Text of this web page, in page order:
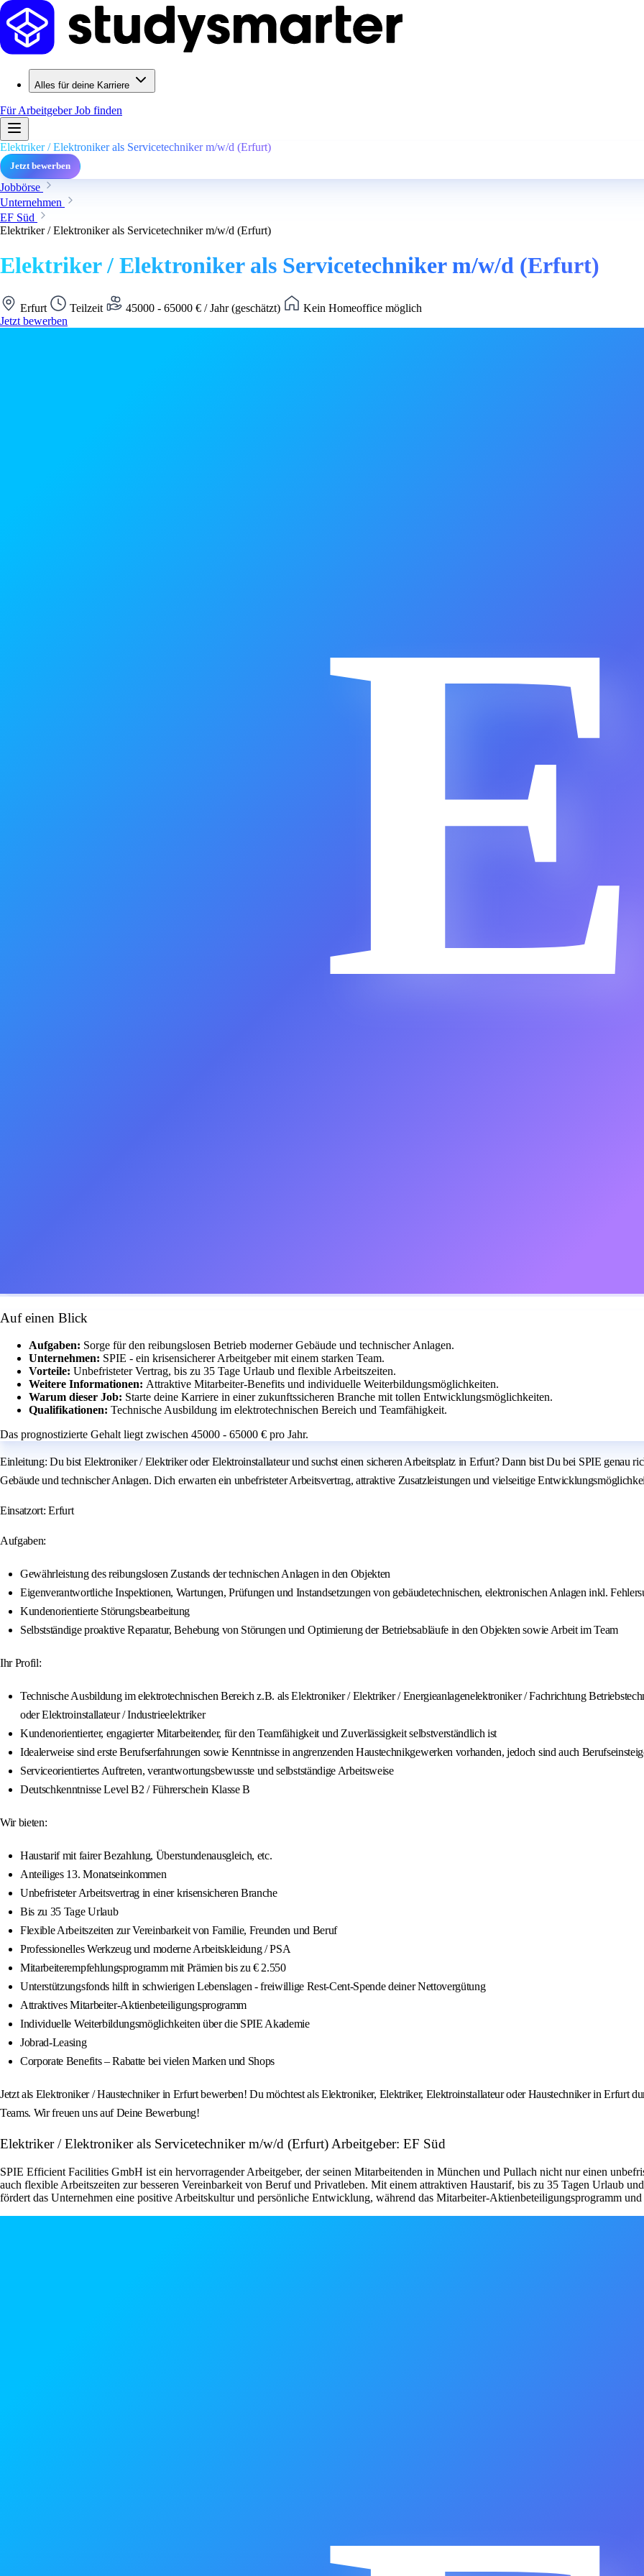
Alles für deine Karriere
Für ArbeitgeberJob finden
Elektriker / Elektroniker als Servicetechniker m/w/d (Erfurt)
Jetzt bewerben
Jobbörse
Unternehmen
EF Süd
Elektriker / Elektroniker als Servicetechniker m/w/d (Erfurt)
Elektriker / Elektroniker als Servicetechniker m/w/d (Erfurt)
Erfurt Teilzeit 45000 - 65000 € / Jahr (geschätzt)
Kein Homeoffice möglich
Jetzt bewerben
E
Auf einen Blick
Aufgaben: Sorge für den reibungslosen Betrieb moderner Gebäude und technischer Anlagen.
Unternehmen: SPIE - ein krisensicherer Arbeitgeber mit einem starken Team.
Vorteile: Unbefristeter Vertrag, bis zu 35 Tage Urlaub und flexible Arbeitszeiten.
Weitere Informationen: Attraktive Mitarbeiter-Benefits und individuelle Weiterbildungsmöglichkeiten.
Warum dieser Job: Starte deine Karriere in einer zukunftssicheren Branche mit tollen Entwicklungsmöglichkeiten.
Qualifikationen: Technische Ausbildung im elektrotechnischen Bereich und Teamfähigkeit.
Das prognostizierte Gehalt liegt zwischen 45000 - 65000 € pro Jahr.
Einleitung: Du bist Elektroniker / Elektriker oder Elektroinstallateur und suchst einen sicheren Arbeitsplatz in Erfurt? Dann bist Du bei SPIE genau
Gebäude und technischer Anlagen. Dich erwarten ein unbefristeter Arbeitsvertrag, attraktive Zusatzleistungen und vielseitige
Einsatzort: Erfurt
Aufgaben:
Gewährleistung des reibungslosen Zustands der technischen Anlagen in den Objekten
Eigenverantwortliche Inspektionen, Wartungen, Prüfungen und Instandsetzungen von gebäudetechnischen, elektronischen Anlagen inkl.
Kundenorientierte Störungsbearbeitung
Selbstständige proaktive Reparatur, Behebung von Störungen und Optimierung der Betriebsabläufe in den Objekten sowie Arbeit im Team
Ihr Profil:
Technische Ausbildung im elektrotechnischen Bereich z.B. als Elektroniker / Elektriker / Energieanlagenelektroniker / Fachrichtung
oder Elektroinstallateur / Industrieelektriker
Kundenorientierter, engagierter Mitarbeitender, für den Teamfähigkeit und Zuverlässigkeit selbstverständlich ist
Idealerweise sind erste Berufserfahrungen sowie Kenntnisse in angrenzenden Haustechnikgewerken vorhanden, jedoch sind auch
Serviceorientiertes Auftreten, verantwortungsbewusste und selbstständige Arbeitsweise
Deutschkenntnisse Level B2 / Führerschein Klasse B
Wir bieten:
Haustarif mit fairer Bezahlung, Überstundenausgleich, etc.
Anteiliges 13. Monatseinkommen
Unbefristeter Arbeitsvertrag in einer krisensicheren Branche
Bis zu 35 Tage Urlaub
Flexible Arbeitszeiten zur Vereinbarkeit von Familie, Freunden und Beruf
Professionelles Werkzeug und moderne Arbeitskleidung / PSA
Mitarbeiterempfehlungsprogramm mit Prämien bis zu € 2.550
Unterstützungsfonds hilft in schwierigen Lebenslagen - freiwillige Rest-Cent-Spende deiner Nettovergütung
Attraktives Mitarbeiter-Aktienbeteiligungsprogramm
Individuelle Weiterbildungsmöglichkeiten über die SPIE Akademie
Jobrad-Leasing
Corporate Benefits – Rabatte bei vielen Marken und Shops
Jetzt als Elektroniker / Haustechniker in Erfurt bewerben! Du möchtest als Elektroniker, Elektriker, Elektroinstallateur oder Haustechniker in Erfurt
Teams. Wir freuen uns auf Deine Bewerbung!
Elektriker / Elektroniker als Servicetechniker m/w/d (Erfurt) Arbeitgeber: EF Süd
SPIE Efficient Facilities GmbH ist ein hervorragender Arbeitgeber, der seinen Mitarbeitenden in München und Pullach nicht nur einen
auch flexible Arbeitszeiten zur besseren Vereinbarkeit von Beruf und Privatleben. Mit einem attraktiven Haustarif, bis zu 35 Tagen Urlaub
fördert das Unternehmen eine positive Arbeitskultur und persönliche Entwicklung, während das Mitarbeiter-Aktienbeteiligungsprogramm